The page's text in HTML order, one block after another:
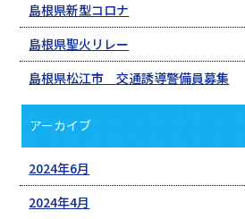
島根県新型コロナ
島根県聖火リレー
島根県松江市 交通誘導警備員募集
アーカイブ
2024年6月
2024年4月